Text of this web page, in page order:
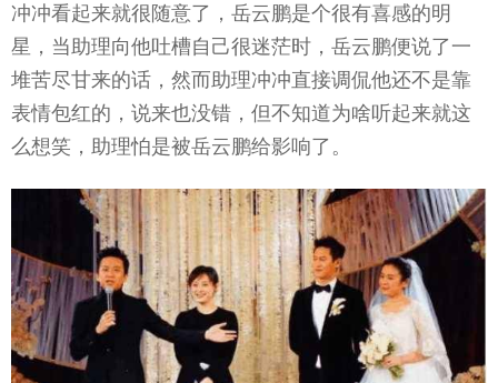
冲冲看起来就很随意了，岳云鹏是个很有喜感的明
星，当助理向他吐槽自己很迷茫时，岳云鹏便说了一
堆苦尽甘来的话，然而助理冲冲直接调侃他还不是靠
表情包红的，说来也没错，但不知道为啥听起来就这
么想笑，助理怕是被岳云鹏给影响了。